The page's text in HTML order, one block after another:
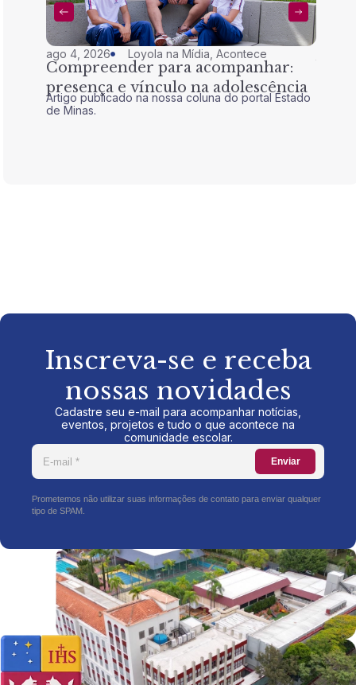
ago 4, 2026 Loyola na Mídia ,Acontece
Compreender para acompanhar:
presença e vínculo na adolescência
Artigo publicado na nossa coluna do portal Estado
de Minas.
Inscreva-se e receba
nossas novidades
Cadastre seu e-mail para acompanhar notícias,
eventos, projetos e tudo o que acontece na
comunidade escolar.
Enviar
Prometemos não utilizar suas informações de contato para enviar qualquer
tipo de SPAM.